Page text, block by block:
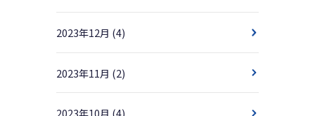
2023年12月 (4)
2023年11月 (2)